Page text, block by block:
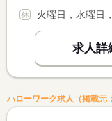
火曜日，水曜日
求人詳
ハローワーク求人（掲載元